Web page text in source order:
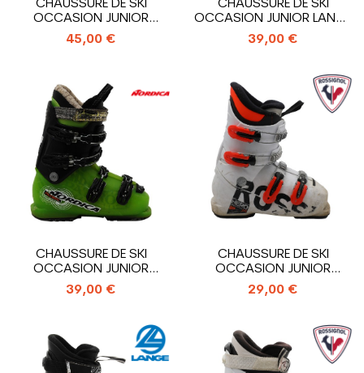
CHAUSSURE DE SKI
OCCASION JUNIOR
SALOMON S RACE 60...
45,00 €
CHAUSSURE DE SKI
OCCASION JUNIOR LANGE
RSJ 60 RTL_4...
39,00 €
CHAUSSURE DE SKI
OCCASION JUNIOR
NORDICA PATRON...
39,00 €
CHAUSSURE DE SKI
OCCASION JUNIOR
ROSSIGNOL HERO J4_4...
29,00 €